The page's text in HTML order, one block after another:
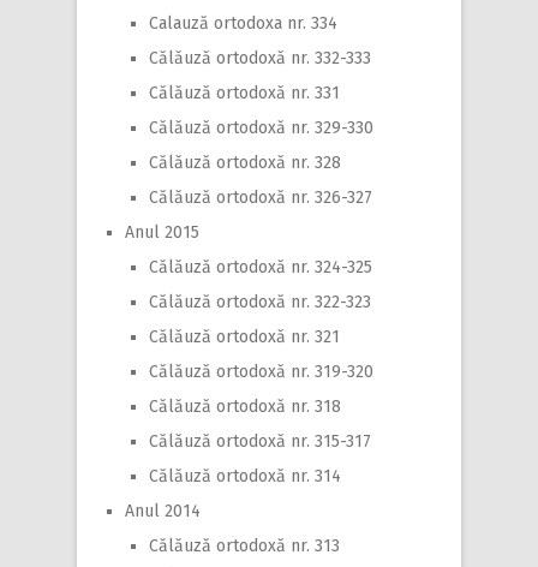
Calauză ortodoxa nr. 334
Călăuză ortodoxă nr. 332-333
Călăuză ortodoxă nr. 331
Călăuză ortodoxă nr. 329-330
Călăuză ortodoxă nr. 328
Călăuză ortodoxă nr. 326-327
Anul 2015
Călăuză ortodoxă nr. 324-325
Călăuză ortodoxă nr. 322-323
Călăuză ortodoxă nr. 321
Călăuză ortodoxă nr. 319-320
Călăuză ortodoxă nr. 318
Călăuză ortodoxă nr. 315-317
Călăuză ortodoxă nr. 314
Anul 2014
Călăuză ortodoxă nr. 313